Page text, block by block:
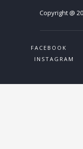
Copyright @
FACEBOOK
INSTAGRAM